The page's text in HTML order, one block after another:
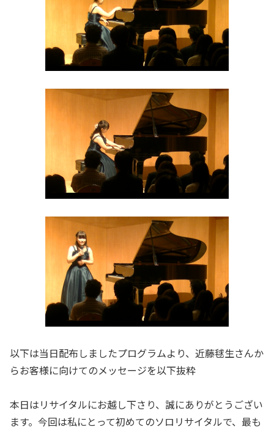
以下は当日配布しましたプログラムより、近藤毬生さんか
らお客様に向けてのメッセージを以下抜粋
本日はリサイタルにお越し下さり、誠にありがとうござい
ます。今回は私にとって初めてのソロリサイタルで、最も